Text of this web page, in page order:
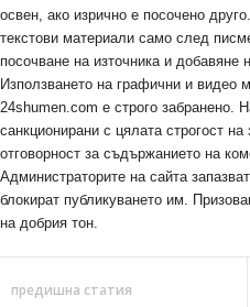
освен, ако изрично е посочено
текстови материали само след
посочване на източника и
Използването на графични и видео
24shumen.com е строго забранено.
санкционирани с цялата строгост
отговорност за съдържанието на
Администраторите на сайта
блокират публикуването им.
на добрия тон.
предишна статия